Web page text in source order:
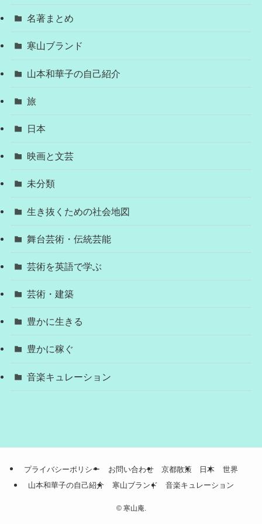
名著まとめ
寒山ブランド
山本和華子の自己紹介
旅
日本
映画と文芸
未分類
生き抜くための社会地図
舞台芸術・伝統芸能
芸術を英語で学ぶ
芸術・建築
豊かに生きる
豊かに稼ぐ
音楽キュレーション
プライバシーポリシー お問い合わせ 京都散策 日本
世界
山本和華子の自己紹介
寒山ブランド 音楽キュレーション
©寒山庵.